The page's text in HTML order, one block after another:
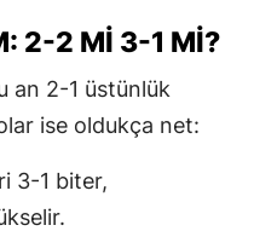
2-2 MI 3-1 MI?
an 2-1 üstünlük
ise oldukça net:
3-1 biter,